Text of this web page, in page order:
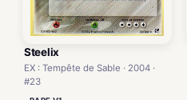
Steelix
EX : Tempête de Sable · 2004 ·
#23